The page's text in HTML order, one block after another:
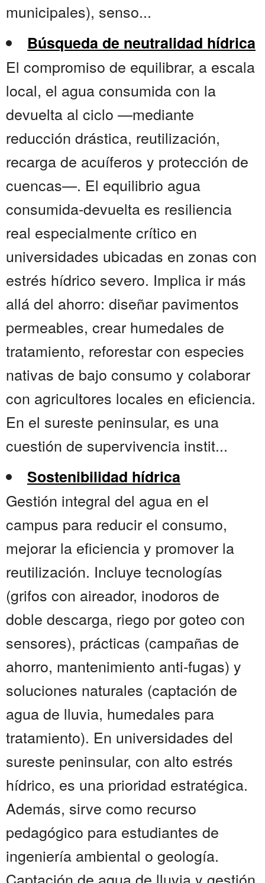
municipales), senso...
Búsqueda de neutralidad hídrica
El compromiso de equilibrar, a escala
local, el agua consumida con la
devuelta al ciclo —mediante
reducción drástica, reutilización,
recarga de acuíferos y protección de
cuencas—. El equilibrio agua
consumida-devuelta es resiliencia
real especialmente crítico en
universidades ubicadas en zonas con
estrés hídrico severo. Implica ir más
allá del ahorro: diseñar pavimentos
permeables, crear humedales de
tratamiento, reforestar con especies
nativas de bajo consumo y colaborar
con agricultores locales en eficiencia.
En el sureste peninsular, es una
cuestión de supervivencia instit...
Sostenibilidad hídrica
Gestión integral del agua en el
campus para reducir el consumo,
mejorar la eficiencia y promover la
reutilización. Incluye tecnologías
(grifos con aireador, inodoros de
doble descarga, riego por goteo con
sensores), prácticas (campañas de
ahorro, mantenimiento anti-fugas) y
soluciones naturales (captación de
agua de lluvia, humedales para
tratamiento). En universidades del
sureste peninsular, con alto estrés
hídrico, es una prioridad estratégica.
Además, sirve como recurso
pedagógico para estudiantes de
ingeniería ambiental o geología.